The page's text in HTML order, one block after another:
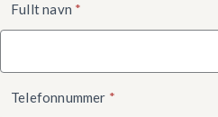
nede
Fullt navn *
Telefonnummer *